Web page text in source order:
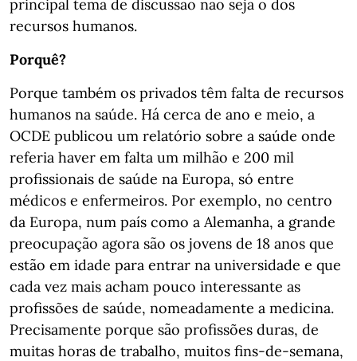
principal tema de discussão não seja o dos
recursos humanos.
Porquê?
Porque também os privados têm falta de recursos
humanos na saúde. Há cerca de ano e meio, a
OCDE publicou um relatório sobre a saúde onde
referia haver em falta um milhão e 200 mil
profissionais de saúde na Europa, só entre
médicos e enfermeiros. Por exemplo, no centro
da Europa, num país como a Alemanha, a grande
preocupação agora são os jovens de 18 anos que
estão em idade para entrar na universidade e que
cada vez mais acham pouco interessante as
profissões de saúde, nomeadamente a medicina.
Precisamente porque são profissões duras, de
muitas horas de trabalho, muitos fins-de-semana,